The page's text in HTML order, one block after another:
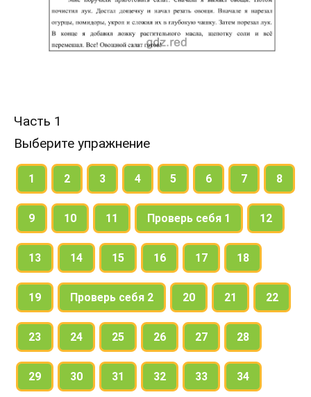
Часть 1
Выберите упражнение
1 2 3 4 5 6 7 8
9 10 11 Проверь себя 1 12
13 14 15 16 17 18
19 Проверь себя 2 20 21 22
23 24 25 26 27 28
29 30 31 32 33 34